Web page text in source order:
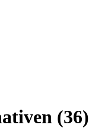
(36)